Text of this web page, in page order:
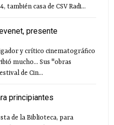
también casa de CSV Radi...
presente
y crítico cinematográfico
mucho... Sus "obras
de Cin...
principiantes
de la Biblioteca, para